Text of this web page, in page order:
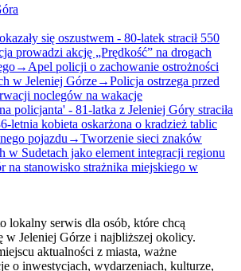
się oszustwem - 80-latek stracił 550
prowadzi akcję „Prędkość” na drogach
→ Apel policji o zachowanie ostrożności
w Jeleniej Górze→Policja ostrzega przed
noclegów na wakacje
policjanta' - 81-latka z Jeleniej Góry straciła
letnia kobieta oskarżona o kradzież tablic
pojazdu →Tworzenie sieci znaków
w Sudetach jako element integracji regionu
na stanowisko strażnika miejskiego w
lokalny serwis dla osób, które chcą
w Jeleniej Górze i najbliższej okolicy.
aktualności z miasta, ważne
o inwestycjach, wydarzeniach, kulturze,